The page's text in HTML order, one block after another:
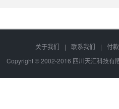
关于我们 | 联系我们 |
付
Copyright © 2002-2016 四川天汇科技